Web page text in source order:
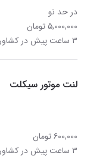
در حد نو
۵,۰۰۰,۰۰۰ تومان
۳ ساعت پیش در کشاورز
لنت موتور سیکلت
۶۰۰,۰۰۰ تومان
۳ ساعت پیش در کشاورز